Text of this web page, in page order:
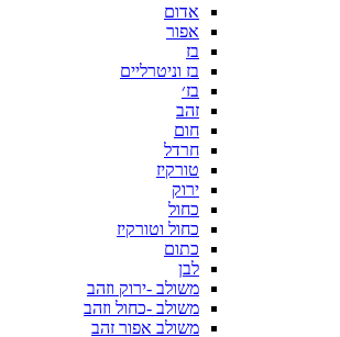
אדום
אפור
בז
בז וניטרליים
בז׳
זהב
חום
חרדל
טורקיז
ירוק
כחול
כחול וטורקיז
כתום
לבן
משולב -ירוק וזהב
משולב -כחול וזהב
משולב אפור זהב